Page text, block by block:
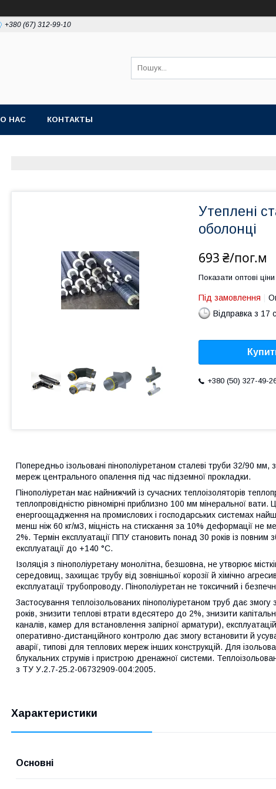
+380 (67) 312-99-10
О НАС КОНТАКТЫ
Утеплені
оболонці
693 ₴/пог.м
Показати оптові ціни
Під замовлення
Відправка з 17
+380 (50) 327-49-
Попередньо ізольовані пінополіуретаном сталеві труби 32/90
мереж центрального опалення під час підземної прокладки.
Пінополіуретан має найнижчий із сучасних теплоізоляторів
теплопровідністю рівномірні приблизно 100 мм мінеральної
енергоощадження на промислових і господарських системах
менш ніж 60 кг/м3, міцність на стискання за 10% деформації не
2%. Термін експлуатації ППУ становить понад 30 років із
експлуатації до +140 °C.
Ізоляція з пінополіуретану монолітна, безшовна, не утворює
середовищ, захищає трубу від зовнішньої корозії й хімічно
експлуатації трубопроводу. Пінополіуретан не токсичний і
Застосування теплоізольованих пінополіуретаном труб дає
років, знизити теплові втрати вдесятеро до 2%, знизити
каналів, камер для встановлення запірної арматури),
оперативно-дистанційного контролю дає змогу встановити й
аварії, типові для теплових мереж інших конструкцій. Для
блукальних струмів і пристрою дренажної системи.
з ТУ У.2.7-25.2-06732909-004:2005.
Характеристики
Основні